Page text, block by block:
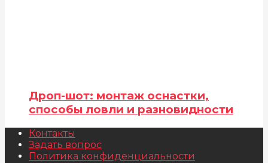
Дроп-шот: монтаж оснастки,
способы ловли и разновидности
Контакты
Задать вопрос
Политика конфиденциальности